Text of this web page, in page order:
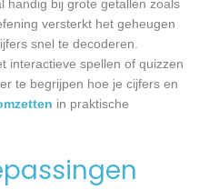
handig bij grote getallen zoals
versterkt het geheugen
snel te decoderen.
interactieve spellen of quizzen
te begrijpen hoe je cijfers en
in praktische